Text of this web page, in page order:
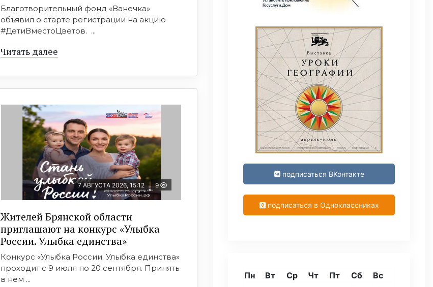
Благотворительный фонд «Ванечка»
объявил о старте регистрации на акцию
#ДетиВместоЦветов. ...
Читать далее
7 АВГУСТА 2026, 15:12 9
Жителей Брянской области
приглашают на конкурс «Улыбка
России. Улыбка единства»
Конкурс «Улыбка России. Улыбка единства»
проходит с 9 июля по 20 сентября. Принять
в нем ...
подписаться ВКонтакте
подписаться в Одноклассниках
Пн Вт Ср Чт Пт Сб Вс